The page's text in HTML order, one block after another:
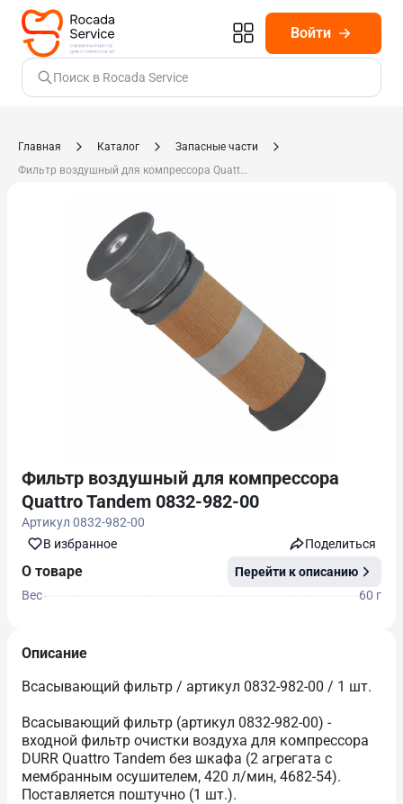
Войти
Поиск в Rocada Service
Главная Каталог
Запасные части
Фильтр воздушный для компрессора Quattro Tandem 0832-982-00
Фильтр воздушный для компрессора
Quattro Tandem 0832-982-00
Артикул 0832-982-00
В избранноe
Поделиться
О товаре
Перейти к описанию
Вес
60 г
Описание
Всасывающий фильтр / артикул 0832-982-00 / 1 шт.
Всасывающий фильтр (артикул 0832-982-00) -
входной фильтр очистки воздуха для компрессора
DURR Quattro Tandem без шкафа (2 агрегата с
мембранным осушителем, 420 л/мин, 4682-54).
Поставляется поштучно (1 шт.).